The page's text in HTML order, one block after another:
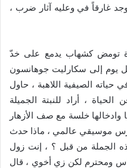
غارقاً في وعليه آثار ضرب ،
تومض كشهاب يدمع على خدّ
يوم إلى سكارليت جوهانسون
الصيفية اللاهبة ، حاول
، أراد للنبتة الجميلة
وادخالها خلسة مع صف الأزهار
موسيقي عالمي ، ماذا حدث
الجملة من قبل ؟ ، إنت زول
ومحترم لكن زي أخوي ، قال